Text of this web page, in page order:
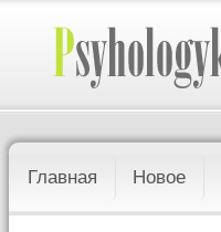
Главная Новое